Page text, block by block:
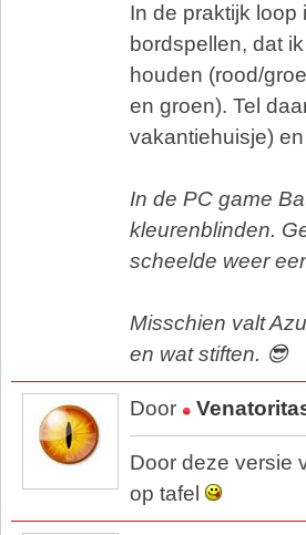
In de praktijk loop
bordspellen, dat
houden (rood/
en groen). Tel
vakantiehuisje)
In de PC game
kleurenblinden.
scheelde weer
Misschien valt
en wat stiften. 😎
Door
Door deze versie
op tafel